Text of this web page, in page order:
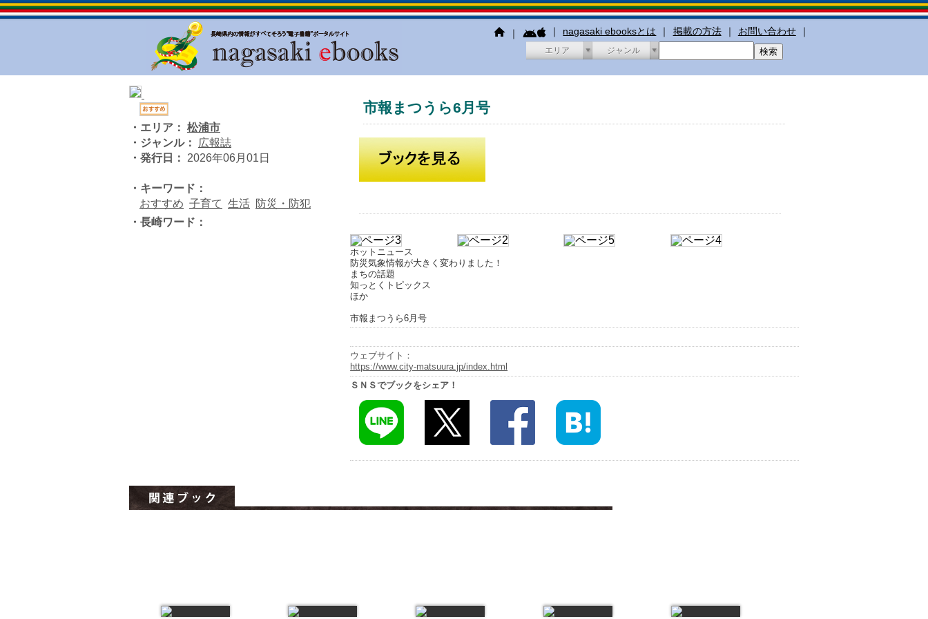
｜ ｜ nagasaki ebooksとは ｜ 掲載の方法 ｜ お問い合わせ ｜
エリア ジャンル
市報まつうら6月号
・エリア： 松浦市
・ジャンル：
広報誌
・発行日：
2026年06月01日
・キーワード：
おすすめ 子育て 生活 防災・防犯
・長崎ワード：
ホットニュース
防災気象情報が大きく変わりました！
まちの話題
知っとくトピックス
ほか
市報まつうら6月号
ウェブサイト：
https://www.city-matsuura.jp/index.html
ＳＮＳでブックをシェア！